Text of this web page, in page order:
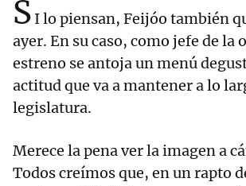
S I lo piensan, Feijóo también
ayer. En su caso, como jefe de la
estreno se antoja un menú
actitud que va a mantener a lo
legislatura.
Merece la pena ver la imagen a
Todos creímos que, en un rapto